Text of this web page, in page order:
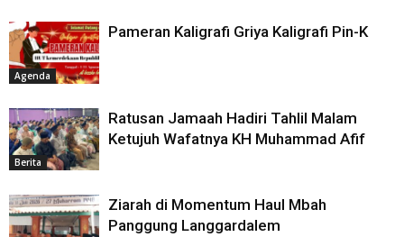
Agenda
Pameran Kaligrafi Griya Kaligrafi Pin-K
Berita
Ratusan Jamaah Hadiri Tahlil Malam
Ketujuh Wafatnya KH Muhammad Afif
Ziarah di Momentum Haul Mbah
Panggung Langgardalem